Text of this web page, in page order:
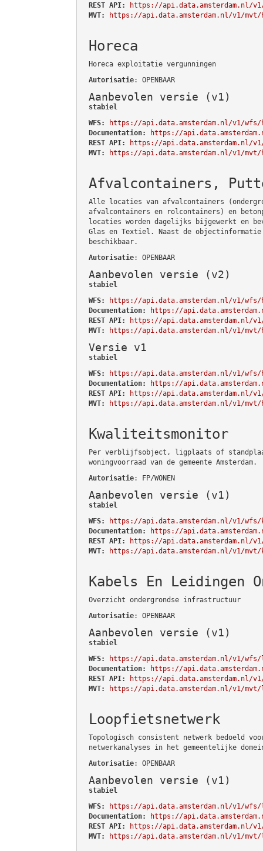
REST API:
https://api.data.amsterdam.nl/
MVT:
https://api.data.amsterdam.nl/v1/mvt/
Horeca
Horeca exploitatie vergunningen
Autorisatie: OPENBAAR
Aanbevolen versie (v1)
stabiel
WFS:
https://api.data.amsterdam.nl/v1/wfs/
Documentation:
https://
REST API:
https://api.data.amsterdam.nl/
MVT:
https://api.data.amsterdam.nl/v1/mvt/
Afvalcontainers,
Alle locaties van afvalcontainers
afvalcontainers en rolcontainers) en
locaties worden dagelijks bijgewerkt en
Glas en Textiel. Naast de objectinformatie
beschikbaar.
Autorisatie: OPENBAAR
Aanbevolen versie (v2)
stabiel
WFS:
https://api.data.amsterdam.nl/v1/
Documentation:
https://
REST API:
https://api.data.amsterdam.nl/
MVT:
https://api.data.amsterdam.nl/v1/
Versie v1
stabiel
WFS:
https://api.data.amsterdam.nl/v1/
Documentation:
https://
REST API:
https://api.data.amsterdam.nl/
MVT:
https://api.data.amsterdam.nl/v1/
Kwaliteitsmonitor
Per verblijfsobject, ligplaats of
woningvoorraad van de gemeente Amsterdam.
Autorisatie: FP/WONEN
Aanbevolen versie (v1)
stabiel
WFS:
https://api.data.amsterdam.nl/v1/
Documentation:
https://
REST API:
https://api.data.amsterdam.nl/
MVT:
https://api.data.amsterdam.nl/v1/
Kabels En Leidingen
Overzicht ondergrondse infrastructuur
Autorisatie: OPENBAAR
Aanbevolen versie (v1)
stabiel
WFS:
https://api.data.amsterdam.nl/v1/
Documentation:
https://
REST API:
https://api.data.amsterdam.nl/
MVT:
https://api.data.amsterdam.nl/v1/
Loopfietsnetwerk
Topologisch consistent netwerk bedoeld
netwerkanalyses in het gemeentelijke
Autorisatie: OPENBAAR
Aanbevolen versie (v1)
stabiel
WFS:
https://api.data.amsterdam.nl/v1/
Documentation:
https://
REST API:
https://api.data.amsterdam.nl/
MVT:
https://api.data.amsterdam.nl/v1/